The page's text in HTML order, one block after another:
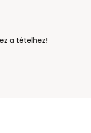
a tételhez!